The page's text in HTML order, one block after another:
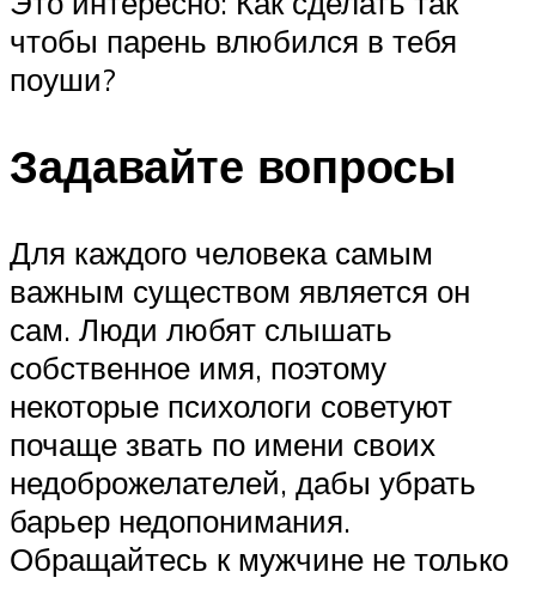
чтобы парень влюбился в тебя
поуши?
Задавайте вопросы
Для каждого человека самым
важным существом является он
сам. Люди любят слышать
собственное имя, поэтому
некоторые психологи советуют
почаще звать по имени своих
недоброжелателей, дабы убрать
барьер недопонимания.
Обращайтесь к мужчине не только